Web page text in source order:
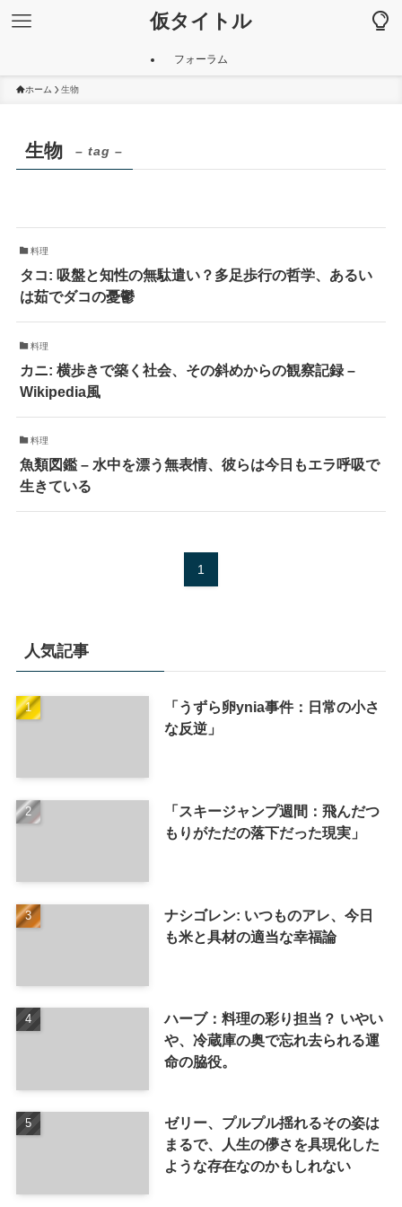
仮タイトル
フォーラム
ホーム 生物
人気記事
「うずら卵ynia事件：日常の小さ
な反逆」
「スキージャンプ週間：飛んだつ
もりがただの落下だった現実」
ナシゴレン: いつものアレ、今日
も米と具材の適当な幸福論
ハーブ：料理の彩り担当？ いやい
や、冷蔵庫の奥で忘れ去られる運
命の脇役。
ゼリー、プルプル揺れるその姿は
まるで、人生の儚さを具現化した
ような存在なのかもしれない
生物 – tag –
料理
タコ: 吸盤と知性の無駄遣い？多足歩行の哲学、あるい
は茹でダコの憂鬱
料理
カニ: 横歩きで築く社会、その斜めからの観察記録 –
Wikipedia風
料理
魚類図鑑 – 水中を漂う無表情、彼らは今日もエラ呼吸で
生きている
1